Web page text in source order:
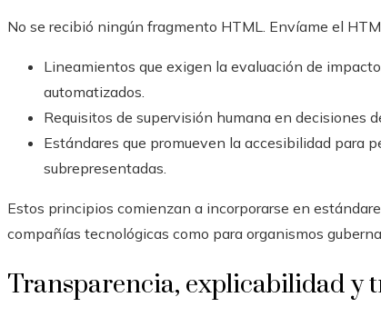
No se recibió ningún fragmento HTML. Envíame el
Lineamientos que exigen la evaluación de
automatizados.
Requisitos de supervisión humana en decisiones
Estándares que promueven la accesibilidad para
subrepresentadas.
Estos principios comienzan a incorporarse en
compañías tecnológicas como para organismos
Transparencia, explicabilidad y